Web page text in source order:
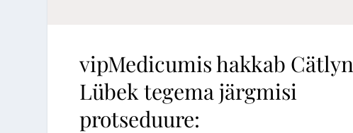
vipMedicumis hakkab Cätlyn
Lübek tegema järgmisi
protseduure: